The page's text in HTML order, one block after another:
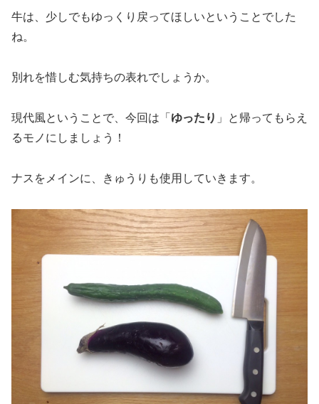
牛は、少しでもゆっくり戻ってほしいということでした
ね。
別れを惜しむ気持ちの表れでしょうか。
現代風ということで、今回は「 ゆったり 」と帰ってもらえ
るモノにしましょう！
ナスをメインに、きゅうりも使用していきます。